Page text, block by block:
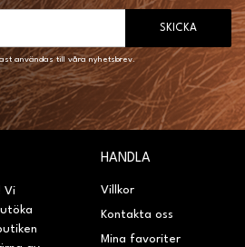
SKICKA
användas till våra nyhetsbrev.
Vi
HANDLA
Villkor
Kontakta oss
Mina favoriter